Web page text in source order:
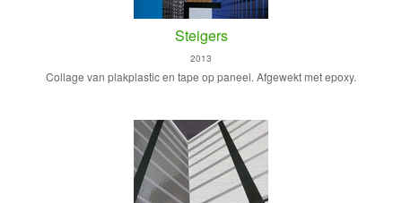
Steigers
2013
Collage van plakplastic en tape op paneel. Afgewekt met epoxy.